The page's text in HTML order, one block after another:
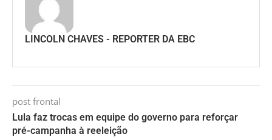
LINCOLN CHAVES - REPORTER DA EBC
post frontal
Lula faz trocas em equipe do governo para reforçar
pré-campanha à reeleição